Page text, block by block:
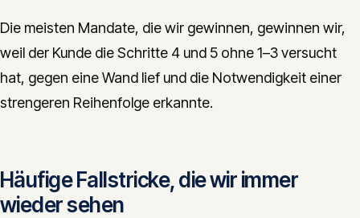
Die meisten Mandate, die wir gewinnen, gewinnen wir,
weil der Kunde die Schritte 4 und 5 ohne 1–3 versucht
hat, gegen eine Wand lief und die Notwendigkeit einer
strengeren Reihenfolge erkannte.
Häufige Fallstricke, die wir immer
wieder sehen